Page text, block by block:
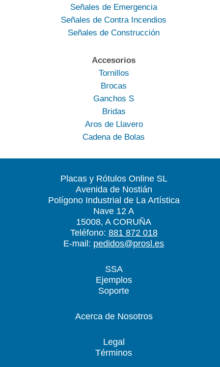
Señales de Emergencia
Señales de Contra Incendios
Señales de Construcción
Accesorios
Tornillos
Brocas
Ganchos S
Bridas
Aros de Llavero
Cadena de Bolas
Placas y Rótulos Online SL
Avenida de Nostián
Polígono Industrial de La Artística
Nave 12 A
15008, A CORUÑA
Teléfono: 881 872 018
E-mail: pedidos@prosl.es
SSA
Ejemplos
Soporte
Acerca de Nosotros
Legal
Términos